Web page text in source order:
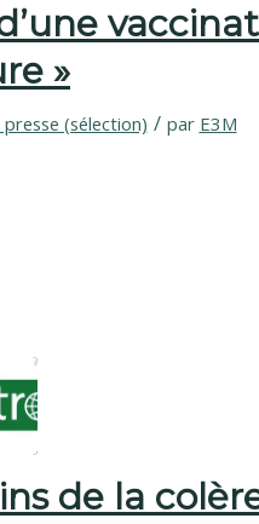
»
(sélection) / par E3M
de la